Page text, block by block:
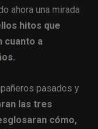
ahora una mirada
hitos que
cuanto a
pasados ​​y
las tres
cómo,